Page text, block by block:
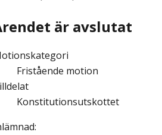
är avslutat
Fristående motion
Konstitutionsutskottet
: